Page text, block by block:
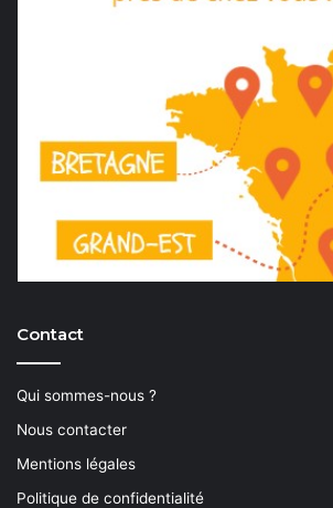
Contact
Qui sommes-nous ?
Nous contacter
Mentions légales
Politique de confidentialité